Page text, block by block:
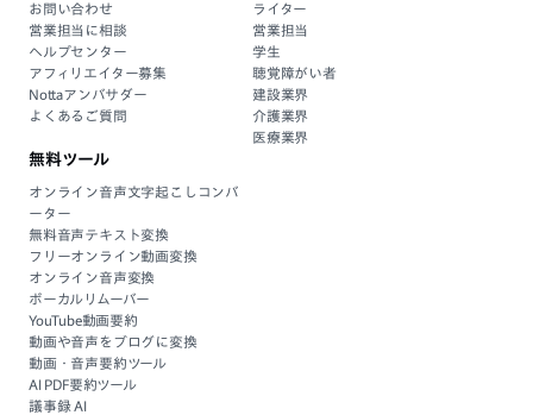
お問い合わせ
営業担当に相談
ヘルプセンター
アフィリエイター募集
Nottaアンバサダー
よくあるご質問
ライター
営業担当
学生
聴覚障がい者
建設業界
介護業界
医療業界
無料ツール
オンライン音声文字起こしコンバ
ーター
無料音声テキスト変換
フリーオンライン動画変換
オンライン音声変換
ボーカルリムーバー
YouTube動画要約
動画や音声をブログに変換
動画・音声要約ツール
AI PDF要約ツール
議事録 AI